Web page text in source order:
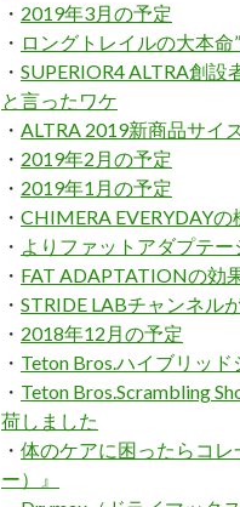
・ 2019年3月の予定
・ ロングトレイルの大本
・ SUPERIOR4 ALTRA創
と言ったワケ
・ ALTRA 2019新商品サイ
・ 2019年2月の予定
・ 2019年1月の予定
・ CHIMERA EVERYDAYの
・ よりファットアダプテー
・ FAT ADAPTATIONの効
・ STRIDE LABチャンネル
・ 2018年12月の予定
・ Teton Bros.ハイブリッ
・ Teton Bros.Scrambling
荷しました
・ 体のケアに困ったらコレ
ー）』